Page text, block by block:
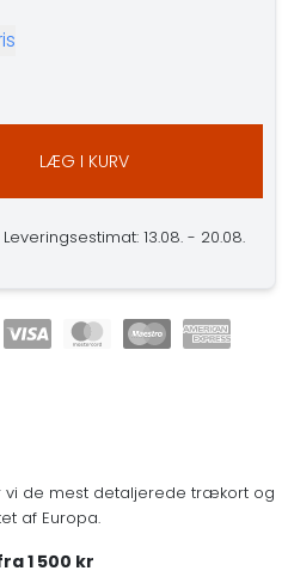
LÆG I KURV
13.08. - 20.08.
vi de mest detaljerede trækort og
af Europa.
1 500 kr